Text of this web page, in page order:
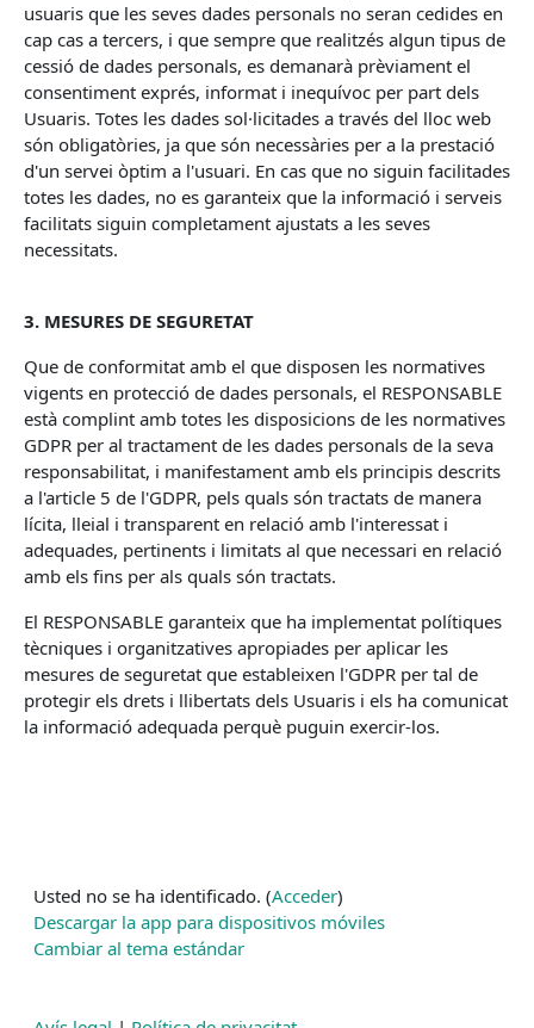
usuaris que les seves dades personals no seran cedides en
cap cas a tercers, i que sempre que realitzés algun tipus de
cessió de dades personals, es demanarà prèviament el
consentiment exprés, informat i inequívoc per part dels
Usuaris. Totes les dades sol·licitades a través del lloc web
són obligatòries, ja que són necessàries per a la prestació
d'un servei òptim a l'usuari. En cas que no siguin facilitades
totes les dades, no es garanteix que la informació i serveis
facilitats siguin completament ajustats a les seves
necessitats.
3. MESURES DE SEGURETAT
Que de conformitat amb el que disposen les normatives
vigents en protecció de dades personals, el RESPONSABLE
està complint amb totes les disposicions de les normatives
GDPR per al tractament de les dades personals de la seva
responsabilitat, i manifestament amb els principis descrits
a l'article 5 de l'GDPR, pels quals són tractats de manera
lícita, lleial i transparent en relació amb l'interessat i
adequades, pertinents i limitats al que necessari en relació
amb els fins per als quals són tractats.
El RESPONSABLE garanteix que ha implementat polítiques
tècniques i organitzatives apropiades per aplicar les
mesures de seguretat que estableixen l'GDPR per tal de
protegir els drets i llibertats dels Usuaris i els ha comunicat
la informació adequada perquè puguin exercir-los.
Usted no se ha identificado. (Acceder)
Descargar la app para dispositivos móviles
Cambiar al tema estándar